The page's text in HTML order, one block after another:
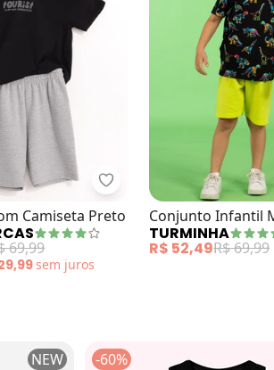
Regata Infantil Tricolor Preto
Multimarcas - Conjunto
Camiseta Preto
69,99
sem juros
Conjunto Infantil
Moletom Preto
TURMINHA
R$ 52,49R$ 69,99
NEW -60%